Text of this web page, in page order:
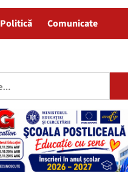
Politică Comunicate